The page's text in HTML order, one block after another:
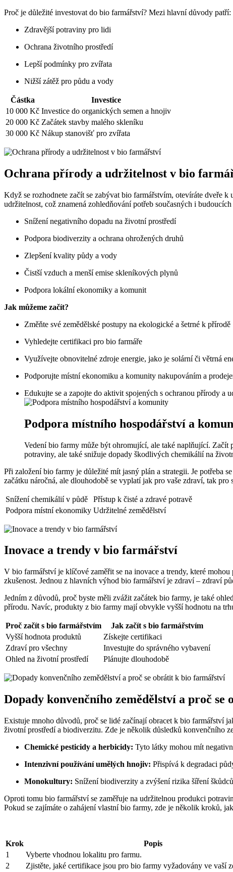
Proč je ‌důležité ‌investovat do‍ bio​ farmářství? Mezi hlavní důvody patří:
Zdravější potraviny pro lidi
Ochrana‌ životního prostředí
Lepší podmínky pro zvířata
Nižší zátěž pro půdu ​a vody
Částka
Investice
10 000 Kč Investice do organických semen a hnojiv
20 000‍ Kč Začátek stavby malého skleníku
30 000 Kč Nákup ​stanovišť pro zvířata
Ochrana přírody a udržitelnost v bio
Když se rozhodnete začít se zabývat ‍bio farmářstvím, otevíráte dveře
udržitelnost, což znamená zohledňování potřeb současných i
Snížení ⁤negativního dopadu na životní prostředí
Podpora biodiverzity a ochrana ohrožených druhů
Zlepšení kvality půdy a vody
Čistší vzduch a menší ⁢emise skleníkových plynů
Podpora ‍lokální‌ ekonomiky a ​komunit
Jak můžeme začít?
Změňte své zemědělské postupy na ekologické a šetrné k ⁤přírodě
Vyhledejte certifikaci pro bio farmáře
Využívejte obnovitelné zdroje energie, jako je solární či větrná
Podporujte místní ekonomiku a komunity nakupováním a
Edukujte se a zapojte do aktivit spojených s⁤ ochranou přírody a
Podpora místního‍ hospodářství a
Vedení bio‍ farmy ⁢může být ohromující, ale také naplňující.
potraviny, ale také snižuje dopady škodlivých chemikálií na
Při založení bio farmy je ‍důležité mít jasný plán a strategii. ⁢Je potřeba
začátku náročná, ale dlouhodobě se vyplatí jak pro vaše zdraví, tak pro
Snížení chemikálií​ v půdě
Přístup k čisté a zdravé potravě
Podpora⁣ místní‍ ekonomiky Udržitelné zemědělství
Inovace a trendy v bio farmářství
V bio farmářství je klíčové zaměřit se na inovace a trendy, které
zkušenost. Jednou z hlavních výhod bio farmářství je ​zdraví – zdraví
Jedním z důvodů, proč byste měli zvážit začátek bio farmy, je také
přírodu. Navíc,⁤ produkty z bio farmy mají obvykle vyšší hodnotu na
Proč začít s bio ⁢farmářstvím
Jak začít s bio farmářstvím
Vyšší hodnota produktů
Získejte certifikaci
Zdraví pro všechny
Investujte ‍do správného vybavení
Ohled ‍na životní prostředí
Plánujte dlouhodobě
Dopady konvenčního zemědělství​ a proč
Existuje mnoho důvodů, proč se lidé začínají obracet k bio farmářství
životní prostředí a biodiverzitu. ​Zde je několik důsledků konvenčního
Chemické pesticidy a herbicidy: Tyto ‍látky mohou mít
Intenzivní používání umělých hnojiv: Přispívá k‌ degradaci
Monokultury: Snížení biodiverzity a zvýšení rizika šíření
Oproti⁤ tomu bio farmářství se zaměřuje na udržitelnou produkci
Pokud se zajímáte o ​zahájení vlastní bio farmy, zde je⁣ několik kroků,
Krok
Popis
1
Vyberte vhodnou lokalitu pro farmu.
2
Zjistěte, jaké certifikace jsou pro bio farmy vyžadovány ve vaší